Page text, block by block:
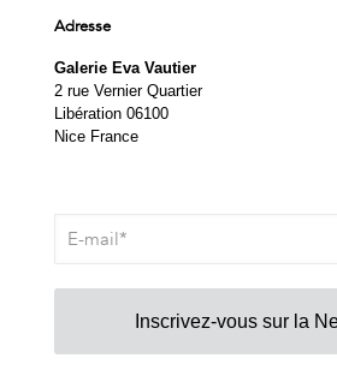
Adresse
Galerie Eva Vautier
2 rue Vernier Quartier
Libération 06100
Nice France
Inscrivez-vous sur la